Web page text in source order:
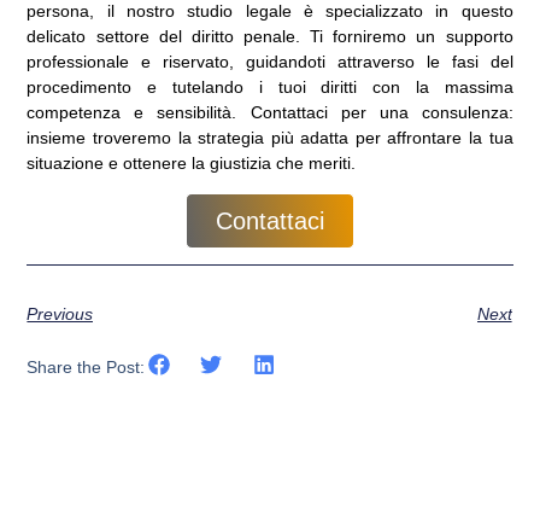
persona, il nostro studio legale è specializzato in questo
delicato settore del diritto penale. Ti forniremo un supporto
professionale e riservato, guidandoti attraverso le fasi del
procedimento e tutelando i tuoi diritti con la massima
competenza e sensibilità. Contattaci per una consulenza:
insieme troveremo la strategia più adatta per affrontare la tua
situazione e ottenere la giustizia che meriti.
Contattaci
Previous Next
Share the Post: